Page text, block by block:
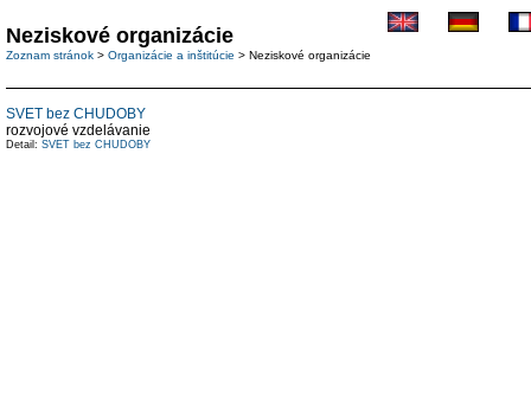
Neziskové organizácie
Zoznam stránok > Organizácie a inštitúcie > Neziskové organizácie
SVET bez CHUDOBY
rozvojové vzdelávanie
Detail: SVET bez CHUDOBY